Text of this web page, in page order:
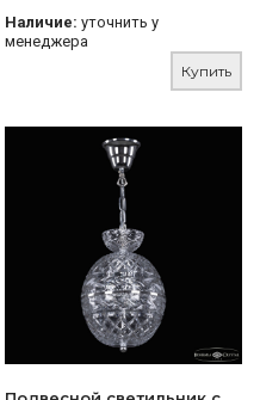
Наличие: уточнить у
менеджера
Купить